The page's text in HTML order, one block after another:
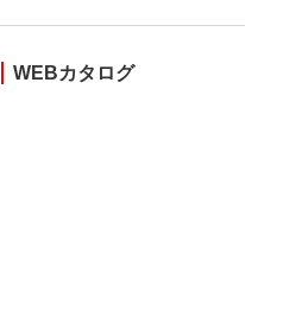
WEBカタログ